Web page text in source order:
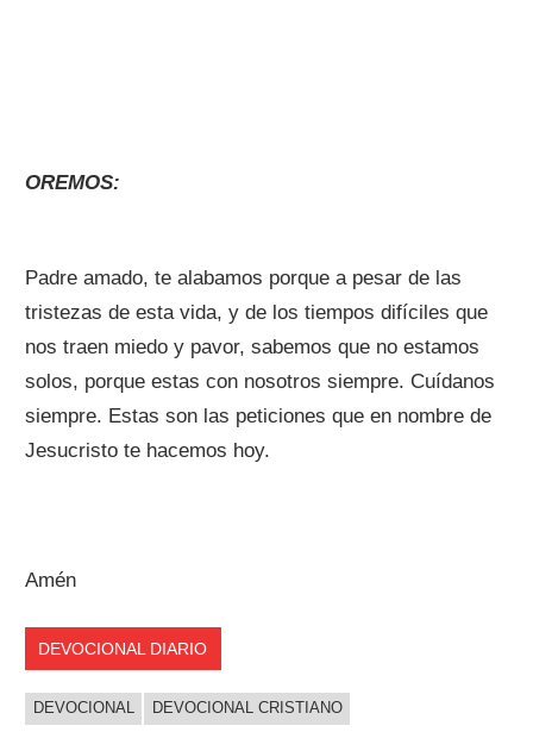
OREMOS:
Padre amado, te alabamos porque a pesar de las
tristezas de esta vida, y de los tiempos difíciles que
nos traen miedo y pavor, sabemos que no estamos
solos, porque estas con nosotros siempre. Cuídanos
siempre. Estas son las peticiones que en nombre de
Jesucristo te hacemos hoy.
Amén
DEVOCIONAL DIARIO
DEVOCIONAL DEVOCIONAL CRISTIANO